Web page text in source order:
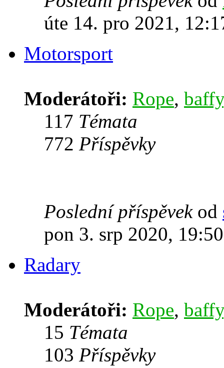
úte 14. pro 2021,
Motorsport
Moderátoři: Rope, baffy
117 Témata
772 Příspěvky
Poslední příspěvekod
pon 3. srp 2020, 19:50
Radary
Moderátoři: Rope, baffy
15 Témata
103 Příspěvky